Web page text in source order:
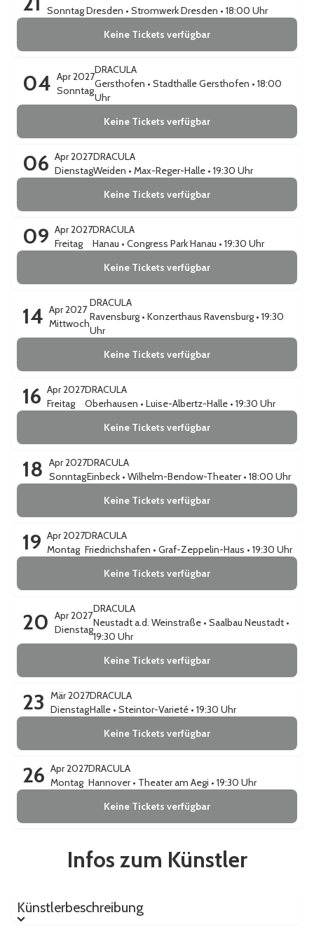
SonntagDresden • Stromwerk Dresden • 18:00 Uhr
Keine Tickets verfügbar
04 Apr 2027
Sonntag
DRACULA
Gersthofen • Stadthalle Gersthofen • 18:00
Uhr
Keine Tickets verfügbar
06 Apr 2027
Dienstag
DRACULA
Weiden • Max-Reger-Halle • 19:30 Uhr
Keine Tickets verfügbar
09 Apr 2027
Freitag
DRACULA
Hanau • Congress Park Hanau • 19:30 Uhr
Keine Tickets verfügbar
14 Apr 2027
Mittwoch
DRACULA
Ravensburg • Konzerthaus Ravensburg • 19:30
Uhr
Keine Tickets verfügbar
16 Apr 2027
Freitag
DRACULA
Oberhausen • Luise-Albertz-Halle • 19:30 Uhr
Keine Tickets verfügbar
18 Apr 2027
Sonntag
DRACULA
Einbeck • Wilhelm-Bendow-Theater• 18:00 Uhr
Keine Tickets verfügbar
19 Apr 2027
Montag
DRACULA
Friedrichshafen • Graf-Zeppelin-Haus • 19:30 Uhr
Keine Tickets verfügbar
20 Apr 2027
Dienstag
DRACULA
Neustadt a.d. Weinstraße • Saalbau Neustadt •
19:30 Uhr
Keine Tickets verfügbar
23 Mär 2027
Dienstag
DRACULA
Halle • Steintor-Varieté • 19:30 Uhr
Keine Tickets verfügbar
26 Apr 2027
Montag
DRACULA
Hannover• Theater am Aegi • 19:30 Uhr
Keine Tickets verfügbar
Infos zum Künstler
Künstlerbeschreibung